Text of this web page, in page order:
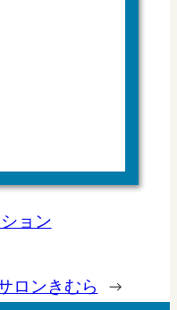
ョン
ロンきむら →